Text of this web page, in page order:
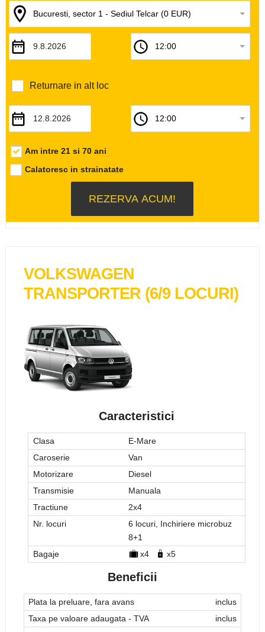
Returnare in alt loc
Am intre 21 si 70 ani
Calatoresc in strainatate
VOLKSWAGEN
TRANSPORTER (6/9 LOCURI)
Caracteristici
Clasa
E-Mare
Caroserie
Van
Motorizare
Diesel
Transmisie
Manuala
Tractiune
2x4
Nr. locuri
6 locuri, Inchiriere microbuz
8+1
Bagaje
x4 x5
Beneficii
Plata la preluare, fara avans
inclus
Taxa pe valoare adaugata - TVA
inclus